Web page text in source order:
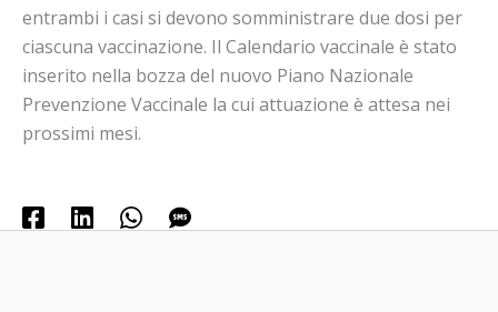
entrambi i casi si devono somministrare due dosi per
ciascuna vaccinazione. Il Calendario vaccinale è stato
inserito nella bozza del nuovo Piano Nazionale
Prevenzione Vaccinale la cui attuazione è attesa nei
prossimi mesi.